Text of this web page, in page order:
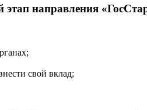
направления
свой вклад;